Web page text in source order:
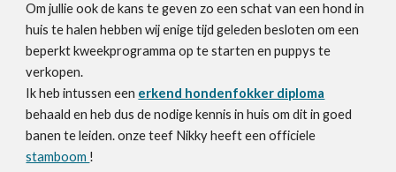
Om jullie ook de kans te geven zo een schat van een hond in
huis te halen hebben wij enige tijd geleden besloten om een
beperkt kweekprogramma op te starten en puppys te
verkopen.
Ik heb intussen een erkend hondenfokker diploma
behaald en heb dus de nodige kennis in huis om dit in goed
banen te leiden. onze teef Nikky heeft een officiele
stamboom !